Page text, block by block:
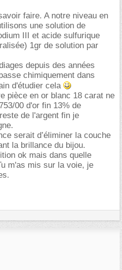
faire. A notre niveau en
une solution de
III et acide sulfurique
1gr de solution par
depuis des années
chimiquement dans
d'étudier cela
pièce en or blanc 18 carat ne
00 d'or fin 13% de
de l'argent fin je
serait d’éliminer la couche
la brillance du bijou.
ok mais dans quelle
m'as mis sur la voie, je